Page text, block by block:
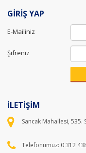
GİRİŞ YAP
E-Mailiniz
Şifreniz
İLETİŞİM
Sancak Mahallesi, 535.
Telefonumuz: 0 312